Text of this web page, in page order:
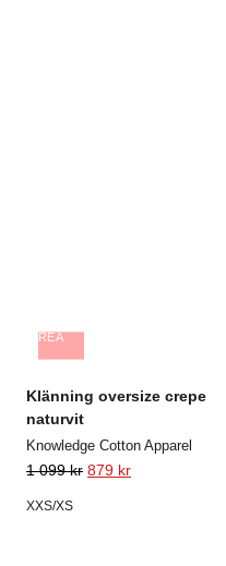
REA
Klänning oversize crepe
naturvit
Knowledge Cotton Apparel
1 099kr 879 kr
XXS/XS